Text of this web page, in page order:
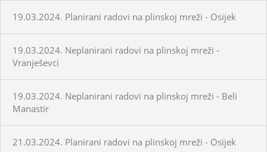
19.03.2024. Planirani radovi na plinskoj mreži - Osijek
19.03.2024. Neplanirani radovi na plinskoj mreži -
Vranješevci
19.03.2024. Neplanirani radovi na plinskoj mreži - Beli
Manastir
21.03.2024. Planirani radovi na plinskoj mreži - Osijek